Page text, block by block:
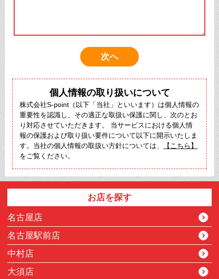
個人情報の取り扱いについて
株式会社S-point（以下「当社」といいます）は個人情報の
重要性を認識し、その適正な取扱い保護に関し、次のとお
り対応させていただきます。 当サービスにおける個人情
報の保護および取り扱い要件について以下に開示いたしま
す。当社の個人情報の取扱い方針については、
【こちら】
をご覧ください。
お店を探す
名古屋店
名古屋駅前店
中村店
大須店